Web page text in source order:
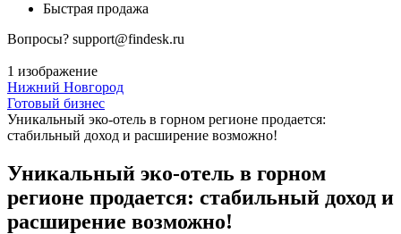
Быстрая продажа
Вопросы? support@findesk.ru
1 изображение
Нижний Новгород
Готовый бизнес
Уникальный эко-отель в горном регионе продается:
стабильный доход и расширение возможно!
Уникальный эко-отель в горном
регионе продается: стабильный доход и
расширение возможно!